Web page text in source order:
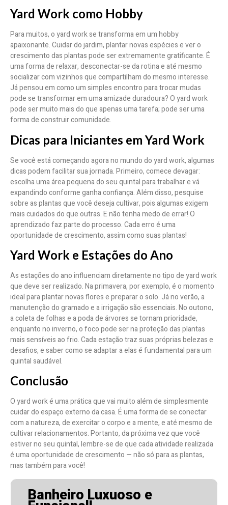
Yard Work como Hobby
Para muitos, o yard work se transforma em um hobby
apaixonante. Cuidar do jardim, plantar novas espécies e ver o
crescimento das plantas pode ser extremamente gratificante. É
uma forma de relaxar, desconectar-se da rotina e até mesmo
socializar com vizinhos que compartilham do mesmo interesse.
Já pensou em como um simples encontro para trocar mudas
pode se transformar em uma amizade duradoura? O yard work
pode ser muito mais do que apenas uma tarefa; pode ser uma
forma de construir comunidade.
Dicas para Iniciantes em Yard Work
Se você está começando agora no mundo do yard work, algumas
dicas podem facilitar sua jornada. Primeiro, comece devagar:
escolha uma área pequena do seu quintal para trabalhar e vá
expandindo conforme ganha confiança. Além disso, pesquise
sobre as plantas que você deseja cultivar, pois algumas exigem
mais cuidados do que outras. E não tenha medo de errar! O
aprendizado faz parte do processo. Cada erro é uma
oportunidade de crescimento, assim como suas plantas!
Yard Work e Estações do Ano
As estações do ano influenciam diretamente no tipo de yard work
que deve ser realizado. Na primavera, por exemplo, é o momento
ideal para plantar novas flores e preparar o solo. Já no verão, a
manutenção do gramado e a irrigação são essenciais. No outono,
a coleta de folhas e a poda de árvores se tornam prioridade,
enquanto no inverno, o foco pode ser na proteção das plantas
mais sensíveis ao frio. Cada estação traz suas próprias belezas e
desafios, e saber como se adaptar a elas é fundamental para um
quintal saudável.
Conclusão
O yard work é uma prática que vai muito além de simplesmente
cuidar do espaço externo da casa. É uma forma de se conectar
com a natureza, de exercitar o corpo e a mente, e até mesmo de
cultivar relacionamentos. Portanto, da próxima vez que você
estiver no seu quintal, lembre-se de que cada atividade realizada
é uma oportunidade de crescimento — não só para as plantas,
mas também para você!
Banheiro Luxuoso e